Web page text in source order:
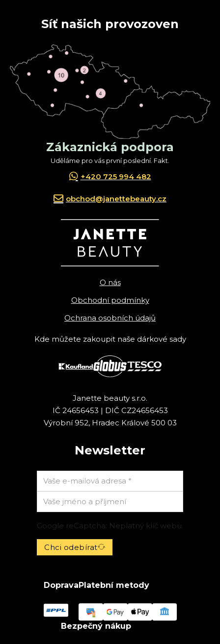
Síť našich provozoven
Zákaznická podpora
Uděláme pro vás první poslední. Fakt.
+420 725 994 482
obchod@janettebeauty.cz
O nás
Obchodní podmínky
Ochrana osobních údajů
Kde můžete zakoupit naše dárkové sady
Janette beauty s.r.o.
IČ 24656453 | DIČ CZ24656453
Výrobní 952, Hradec Králové 500 03
Newsletter
Google reCaptcha: Neplatný klíč webu.
Chci odebírat
Doprava Platební metody
Bezpečný nákup